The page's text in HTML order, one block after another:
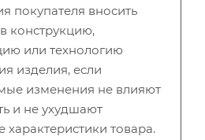
покупателя вносить
конструкцию,
или технологию
изделия, если
изменения не влияют
и не ухудшают
характеристики товара.